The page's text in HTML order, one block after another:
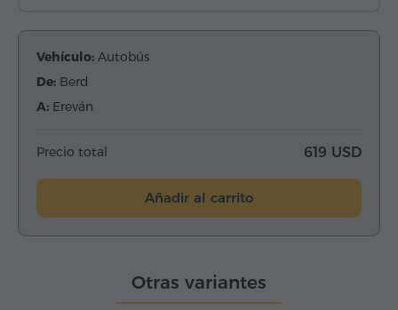
Vehículo: Autobús
De: Berd
A: Ereván
Precio total 619 USD
Añadir al carrito
Otras variantes